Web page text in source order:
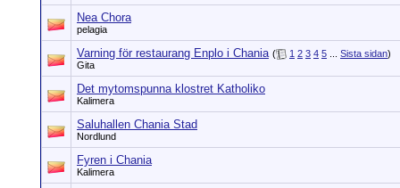
Nea Chora
pelagia
Varning för restaurang Enplo i Chania ( 1 2 3 4 5 Sista sidan)
Gita
Det mytomspunna klostret Katholiko
Kalimera
Saluhallen Chania Stad
Nordlund
Fyren i Chania
Kalimera